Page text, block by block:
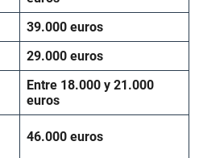
39.000 euros
29.000 euros
Entre 18.000 y 21.000
euros
46.000 euros